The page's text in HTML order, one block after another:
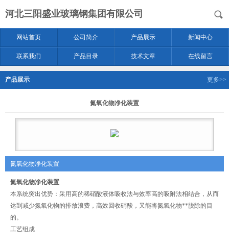
河北三阳盛业玻璃钢集团有限公司
网站首页 公司简介 产品展示 新闻中心
联系我们 产品目录 技术文章 在线留言
产品展示 更多>>
氮氧化物净化装置
氮氧化物净化装置
氮氧化物净化装置
本系统突出优势：采用高的稀硝酸液体吸收法与效率高的吸附法相结合，从而
达到减少氮氧化物的排放浪费，高效回收硝酸，又能将氮氧化物**脱除的目
的。
工艺组成